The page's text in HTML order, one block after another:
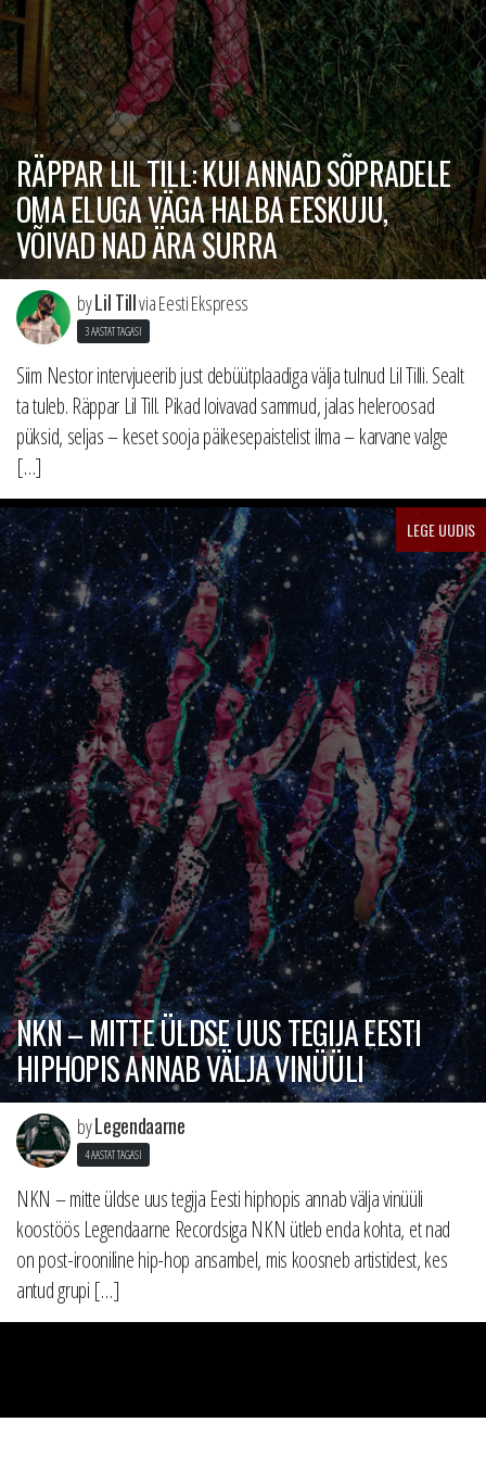
RÄPPAR LIL TILL: KUI ANNAD SÕPRADELE
OMA ELUGA VÄGA HALBA EESKUJU,
VÕIVAD NAD ÄRA SURRA
byLil Tillvia Eesti Ekspress
3 AASTAT TAGASI
Siim Nestor intervjueerib just debüütplaadiga välja tulnud Lil Tilli. Sealt
ta tuleb. Räppar Lil Till. Pikad loivavad sammud, jalas heleroosad
püksid, seljas – keset sooja päikesepaistelist ilma – karvane valge
[…]
LEGE UUDIS
NKN – MITTE ÜLDSE UUS TEGIJA EESTI
HIPHOPIS ANNAB VÄLJA VINÜÜLI
byLegendaarne
4 AASTAT TAGASI
NKN – mitte üldse uus tegija Eesti hiphopis annab välja vinüüli
koostöös Legendaarne Recordsiga NKN ütleb enda kohta, et nad
on post-irooniline hip-hop ansambel, mis koosneb artistidest, kes
antud grupi […]